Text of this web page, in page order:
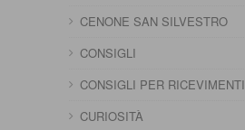
CENONE SAN SILVESTRO
CONSIGLI
CONSIGLI PER RICEVIMENTI
CURIOSITÀ